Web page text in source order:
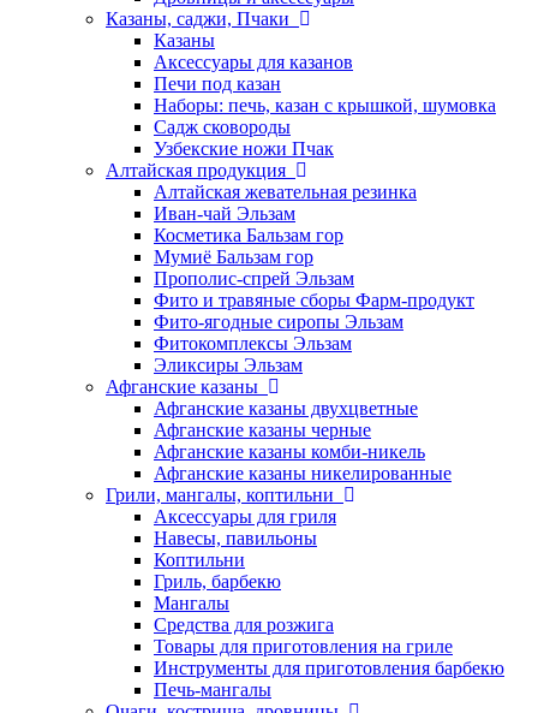
Казаны, саджи, Пчаки
Казаны
Аксессуары для казанов
Печи под казан
Наборы: печь, казан с крышкой, шумовка
Садж сковороды
Узбекские ножи Пчак
Алтайская продукция
Алтайская жевательная резинка
Иван-чай Эльзам
Косметика Бальзам гор
Мумиё Бальзам гор
Прополис-спрей Эльзам
Фито и травяные сборы Фарм-продукт
Фито-ягодные сиропы Эльзам
Фитокомплексы Эльзам
Эликсиры Эльзам
Афганские казаны
Афганские казаны двухцветные
Афганские казаны черные
Афганские казаны комби-никель
Афганские казаны никелированные
Грили, мангалы, коптильни
Аксессуары для гриля
Навесы, павильоны
Коптильни
Гриль, барбекю
Мангалы
Средства для розжига
Товары для приготовления на гриле
Инструменты для приготовления барбекю
Печь-мангалы